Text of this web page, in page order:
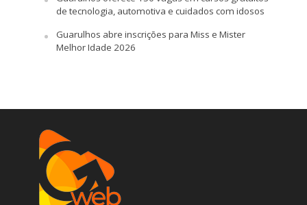
de tecnologia, automotiva e cuidados com idosos
Guarulhos abre inscrições para Miss e Mister
Melhor Idade 2026